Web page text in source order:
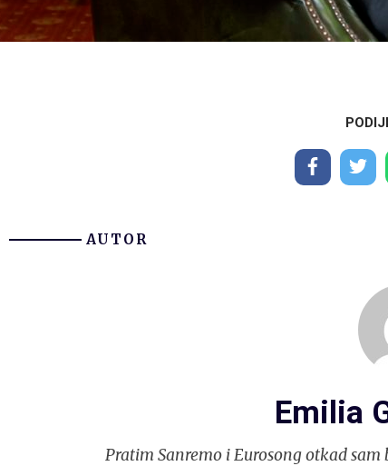
AUTOR
Emilia
Pratim Sanremo i Eurosong otkad